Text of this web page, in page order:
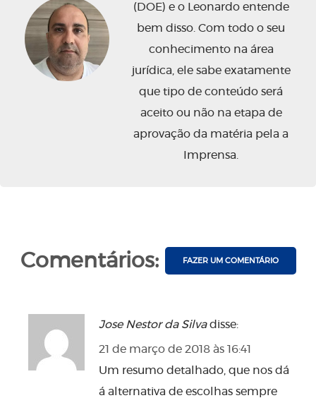
(DOE) e o Leonardo entende
bem disso. Com todo o seu
conhecimento na área
jurídica, ele sabe exatamente
que tipo de conteúdo será
aceito ou não na etapa de
aprovação da matéria pela a
Imprensa.
Comentários: FAZER UM COMENTÁRIO
Jose Nestor da Silva disse:
21 de março de 2018 às 16:41
Um resumo detalhado, que nos dá
á alternativa de escolhas sempre